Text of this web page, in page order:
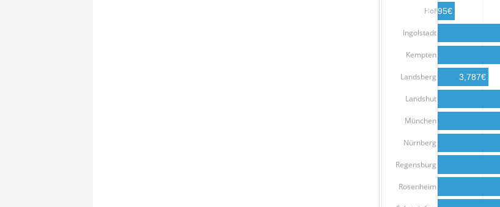
Hof
Ingolstadt
Kempten
Landsberg
Landshut
München
Nürnberg
Regensburg
Rosenheim
3,595€
3,787€